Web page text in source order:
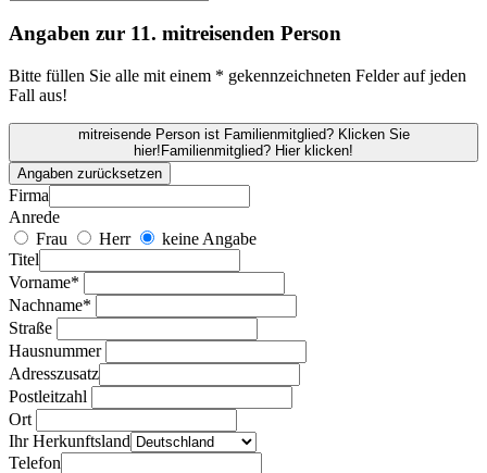
Angaben zur 11. mitreisenden Person
Bitte füllen Sie alle mit einem * gekennzeichneten Felder auf jeden
Fall aus!
mitreisende Person ist Familienmitglied? Klicken Sie
hier!Familienmitglied? Hier klicken!
Angaben zurücksetzen
Firma
Anrede
Frau
Herr
keine Angabe
Titel
Vorname*
Nachname*
Straße
Hausnummer
Adresszusatz
Postleitzahl
Ort
Ihr Herkunftsland
Telefon